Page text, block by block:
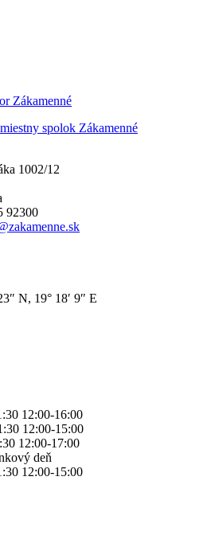
Zákamenné
spolok Zákamenné
1002/12
92300
N, 19° 18′ 9″ E
12:00-16:00
12:00-15:00
12:00-17:00
deň
12:00-15:00